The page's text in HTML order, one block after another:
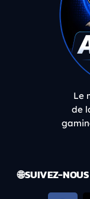
Le
de
🌐 SUIVEZ-NOUS